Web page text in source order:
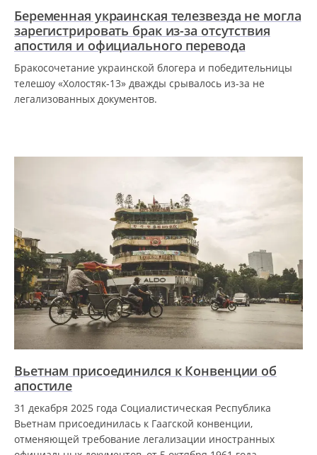
Беременная украинская телезвезда не могла
зарегистрировать брак из-за отсутствия
апостиля и официального перевода
Бракосочетание украинской блогера и победительницы
телешоу «Холостяк-13» дважды срывалось из-за не
легализованных документов.
Вьетнам присоединился к Конвенции об
апостиле
31 декабря 2025 года Социалистическая Республика
Вьетнам присоединилась к Гаагской конвенции,
отменяющей требование легализации иностранных